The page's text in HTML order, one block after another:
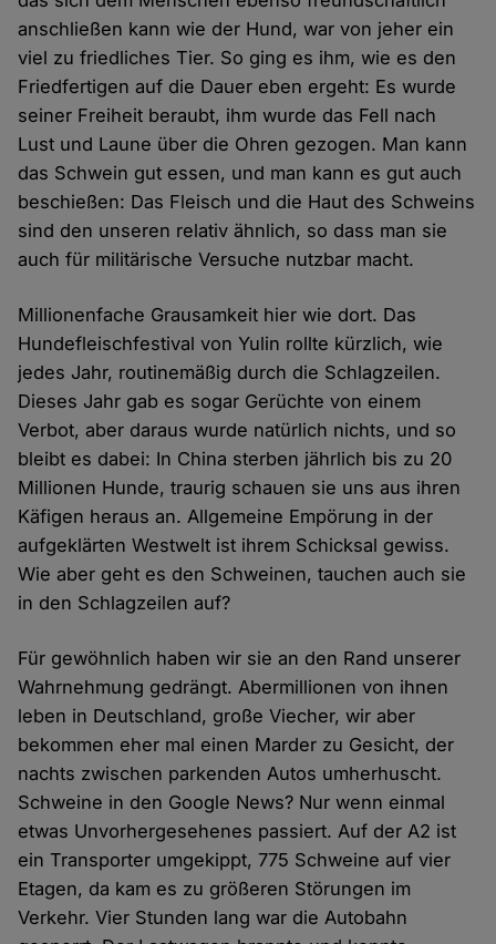
anschließen kann wie der Hund, war von jeher ein
viel zu friedliches Tier. So ging es ihm, wie es den
Friedfertigen auf die Dauer eben ergeht: Es wurde
seiner Freiheit beraubt, ihm wurde das Fell nach
Lust und Laune über die Ohren gezogen. Man kann
das Schwein gut essen, und man kann es gut auch
beschießen: Das Fleisch und die Haut des Schweins
sind den unseren relativ ähnlich, so dass man sie
auch für militärische Versuche nutzbar macht.
Millionenfache Grausamkeit hier wie dort. Das
Hundefleischfestival von Yulin rollte kürzlich, wie
jedes Jahr, routinemäßig durch die Schlagzeilen.
Dieses Jahr gab es sogar Gerüchte von einem
Verbot, aber daraus wurde natürlich nichts, und so
bleibt es dabei: In China sterben jährlich bis zu 20
Millionen Hunde, traurig schauen sie uns aus ihren
Käfigen heraus an. Allgemeine Empörung in der
aufgeklärten Westwelt ist ihrem Schicksal gewiss.
Wie aber geht es den Schweinen, tauchen auch sie
in den Schlagzeilen auf?
Für gewöhnlich haben wir sie an den Rand unserer
Wahrnehmung gedrängt. Abermillionen von ihnen
leben in Deutschland, große Viecher, wir aber
bekommen eher mal einen Marder zu Gesicht, der
nachts zwischen parkenden Autos umherhuscht.
Schweine in den Google News? Nur wenn einmal
etwas Unvorhergesehenes passiert. Auf der A2 ist
ein Transporter umgekippt, 775 Schweine auf vier
Etagen, da kam es zu größeren Störungen im
Verkehr. Vier Stunden lang war die Autobahn